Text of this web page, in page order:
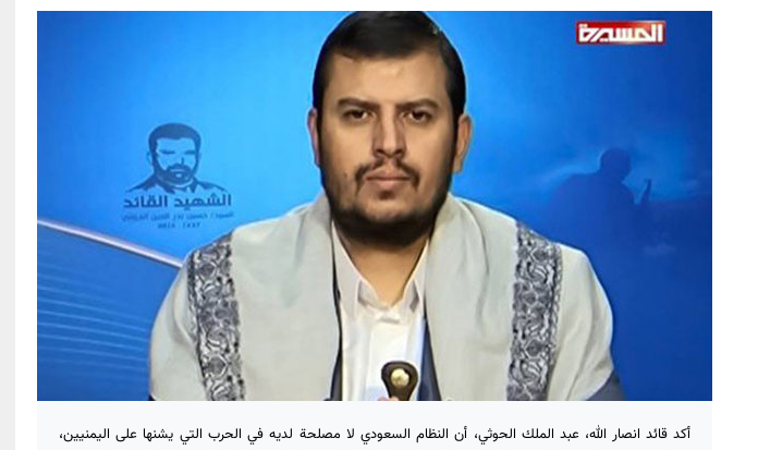
أكد قائد انصار الله، عبد الملك الحوثي، أن النظام السعودي لا مصلحة لديه في الحرب التي يشنها على اليمنيين،